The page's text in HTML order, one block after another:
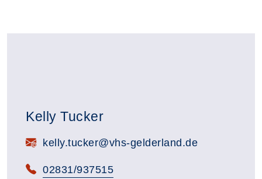
Kelly Tucker
E-Mail:kelly.tucker@vhs-gelderland.de
Telefon:
02831/937515